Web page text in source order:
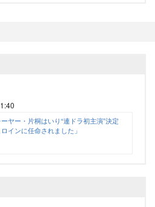
ヤー・片桐はいり“連ドラ初主演”決定
ロインに任命されました」